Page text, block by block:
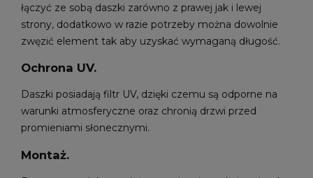
łączyć ze sobą daszki zarówno z prawej jak i lewej
strony, dodatkowo w razie potrzeby można dowolnie
zwęzić element tak aby uzyskać wymaganą długość.
Ochrona UV.
Daszki posiadają filtr UV, dzięki czemu są odporne na
warunki atmosferyczne oraz chronią drzwi przed
promieniami słonecznymi.
Montaż.